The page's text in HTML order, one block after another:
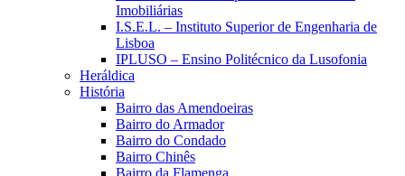
Imobiliárias
I.S.E.L. – Instituto Superior de Engenharia de
Lisboa
IPLUSO – Ensino Politécnico da Lusofonia
Heráldica
História
Bairro das Amendoeiras
Bairro do Armador
Bairro do Condado
Bairro Chinês
Bairro da Flamenga